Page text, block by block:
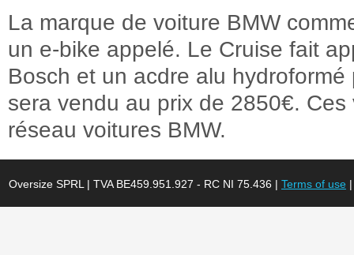
La marque de voiture BMW
un e-bike appelé. Le Cruise fait
Bosch et un acdre alu
sera vendu au prix de 2850€.
réseau voitures BMW.
Oversize SPRL | TVA BE459.951.927 - RC NI 75.436 | Terms of use